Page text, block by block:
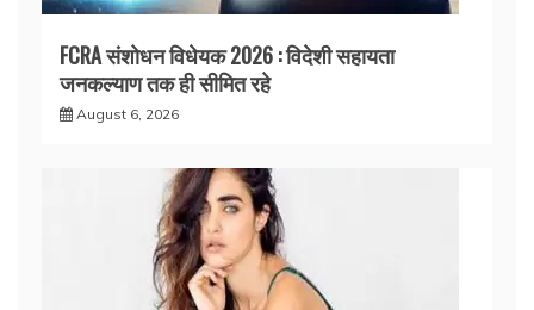
FCRA संशोधन विधेयक 2026 : विदेशी सहायता
जनकल्याण तक ही सीमित रहे
August 6, 2026